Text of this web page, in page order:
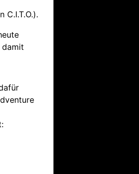
C.I.T.O.).
damit